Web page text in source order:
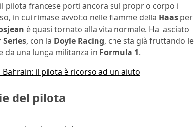
pilota francese porti ancora sul proprio corpo i
in cui rimase avvolto nelle fiamme della Haas per
è quasi tornato alla vita normale. Ha lasciato
Series, con la Doyle Racing, che sta già fruttando le
da una lunga militanza in Formula 1.
il pilota è ricorso ad un aiuto
del pilota